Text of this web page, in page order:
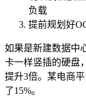
负载
提前规划好
如果是新建数据中
卡一样竖插的硬盘
提升3倍。某电商
了15%。